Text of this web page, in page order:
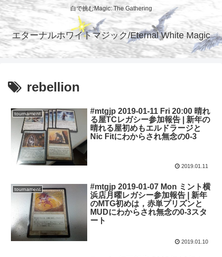
白で挑むMagic: The Gathering
エターナルホワイトマジック/Eternal White Magic
rebellion
tournament
#mtgjp 2019-01-11 Fri 20:00 晴れ
る屋TCレガシー参加報告 | 新年の
晴れる屋初めもエルドラージと
Nic Fitにわからされ無念の0-3
2019.01.11
tournament
#mtgjp 2019-01-07 Mon ミント横
浜店月曜レガシー参加報告 | 新年
のMTG初めは，赤単プリズンと
MUDにわからされ無念の0-3スタ
ート
2019.01.10